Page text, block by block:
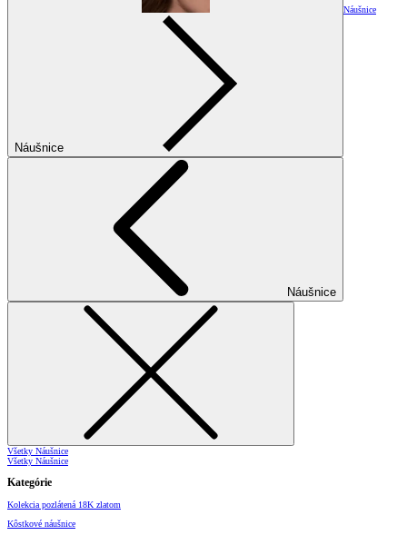
Náušnice
Náušnice
Náušnice
Všetky Náušnice
Všetky Náušnice
Kategórie
Kolekcia pozlátená 18K zlatom
Kôstkové náušnice